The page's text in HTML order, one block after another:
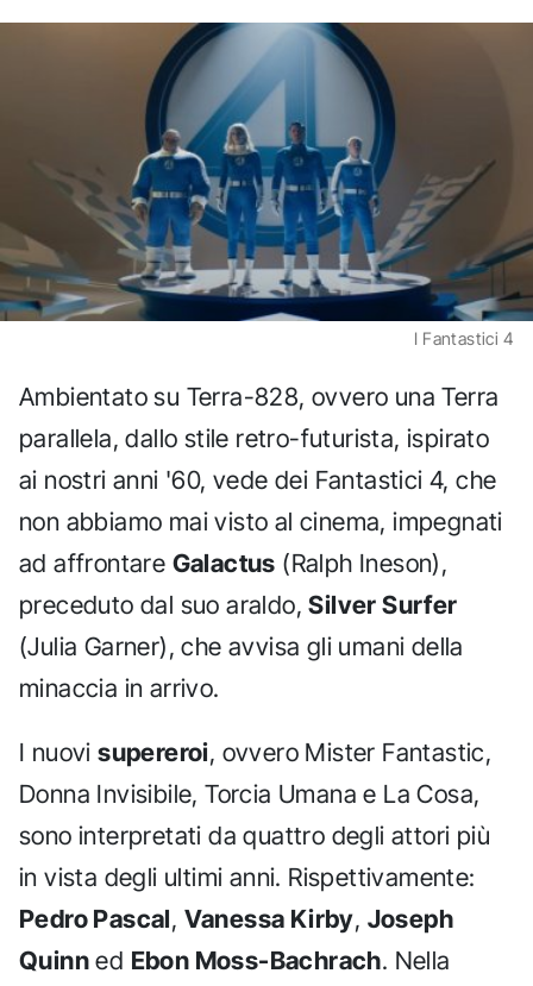
I Fantastici 4
Ambientato su Terra-828, ovvero una Terra
parallela, dallo stile retro-futurista, ispirato
ai nostri anni '60, vede dei Fantastici 4, che
non abbiamo mai visto al cinema, impegnati
ad affrontare Galactus (Ralph Ineson),
preceduto dal suo araldo,Silver Surfer
(Julia Garner), che avvisa gli umani della
minaccia in arrivo.
I nuovisupereroi, ovvero Mister Fantastic,
Donna Invisibile, Torcia Umana e La Cosa,
sono interpretati da quattro degli attori più
in vista degli ultimi anni. Rispettivamente:
Pedro Pascal, Vanessa Kirby, Joseph
Quinn ed Ebon Moss-Bachrach. Nella